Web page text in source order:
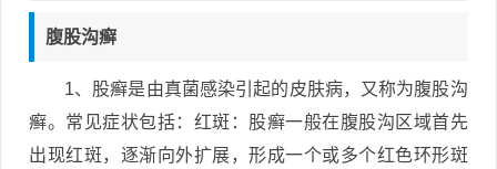
腹股沟癣
1、股癣是由真菌感染引起的皮肤病，又称为腹股沟
癣。常见症状包括：红斑：股癣一般在腹股沟区域首先
出现红斑，逐渐向外扩展，形成一个或多个红色环形斑